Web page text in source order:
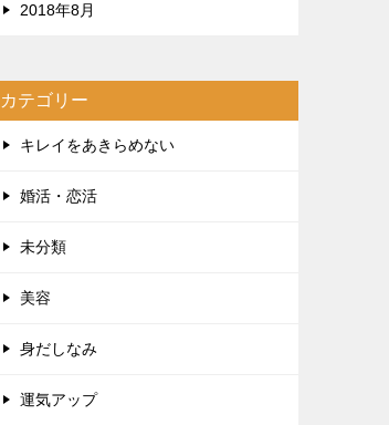
2018年8月
カテゴリー
キレイをあきらめない
婚活・恋活
未分類
美容
身だしなみ
運気アップ